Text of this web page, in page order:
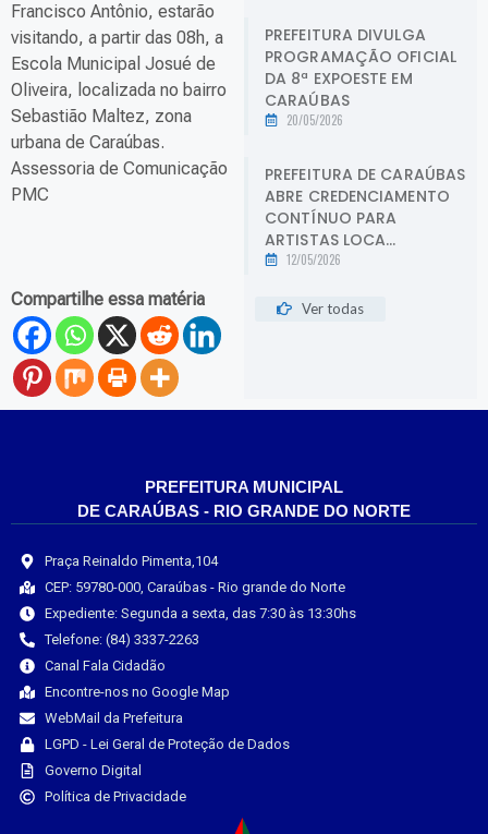
Francisco Antônio, estarão
visitando, a partir das 08h, a
Escola Municipal Josué de
Oliveira, localizada no bairro
Sebastião Maltez, zona
urbana de Caraúbas.
Assessoria de Comunicação
PMC
Compartilhe essa matéria
PREFEITURA DIVULGA
PROGRAMAÇÃO OFICIAL
DA 8ª EXPOESTE EM
CARAÚBAS
20/05/2026
PREFEITURA DE CARAÚBAS
ABRE CREDENCIAMENTO
CONTÍNUO PARA
ARTISTAS LOCA...
12/05/2026
Ver todas
PREFEITURA MUNICIPAL
DE CARAÚBAS - RIO GRANDE DO NORTE
Praça Reinaldo Pimenta,104
CEP: 59780-000, Caraúbas - Rio grande do Norte
Expediente: Segunda a sexta, das 7:30 às 13:30hs
Telefone: (84) 3337-2263
Canal Fala Cidadão
Encontre-nos no Google Map
WebMail da Prefeitura
LGPD - Lei Geral de Proteção de Dados
Governo Digital
Política de Privacidade